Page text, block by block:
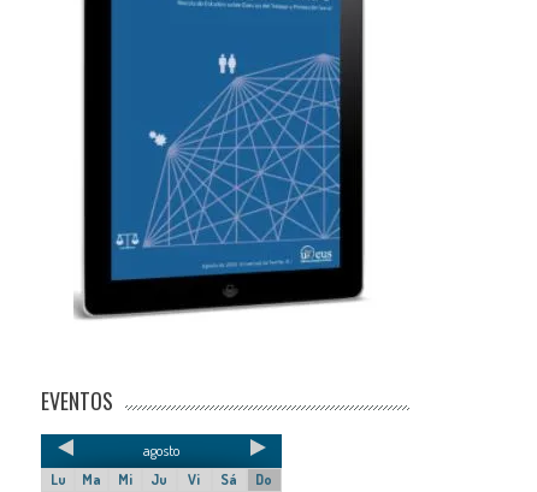
EVENTOS
agosto
Lu Ma Mi Ju Vi Sá
Do